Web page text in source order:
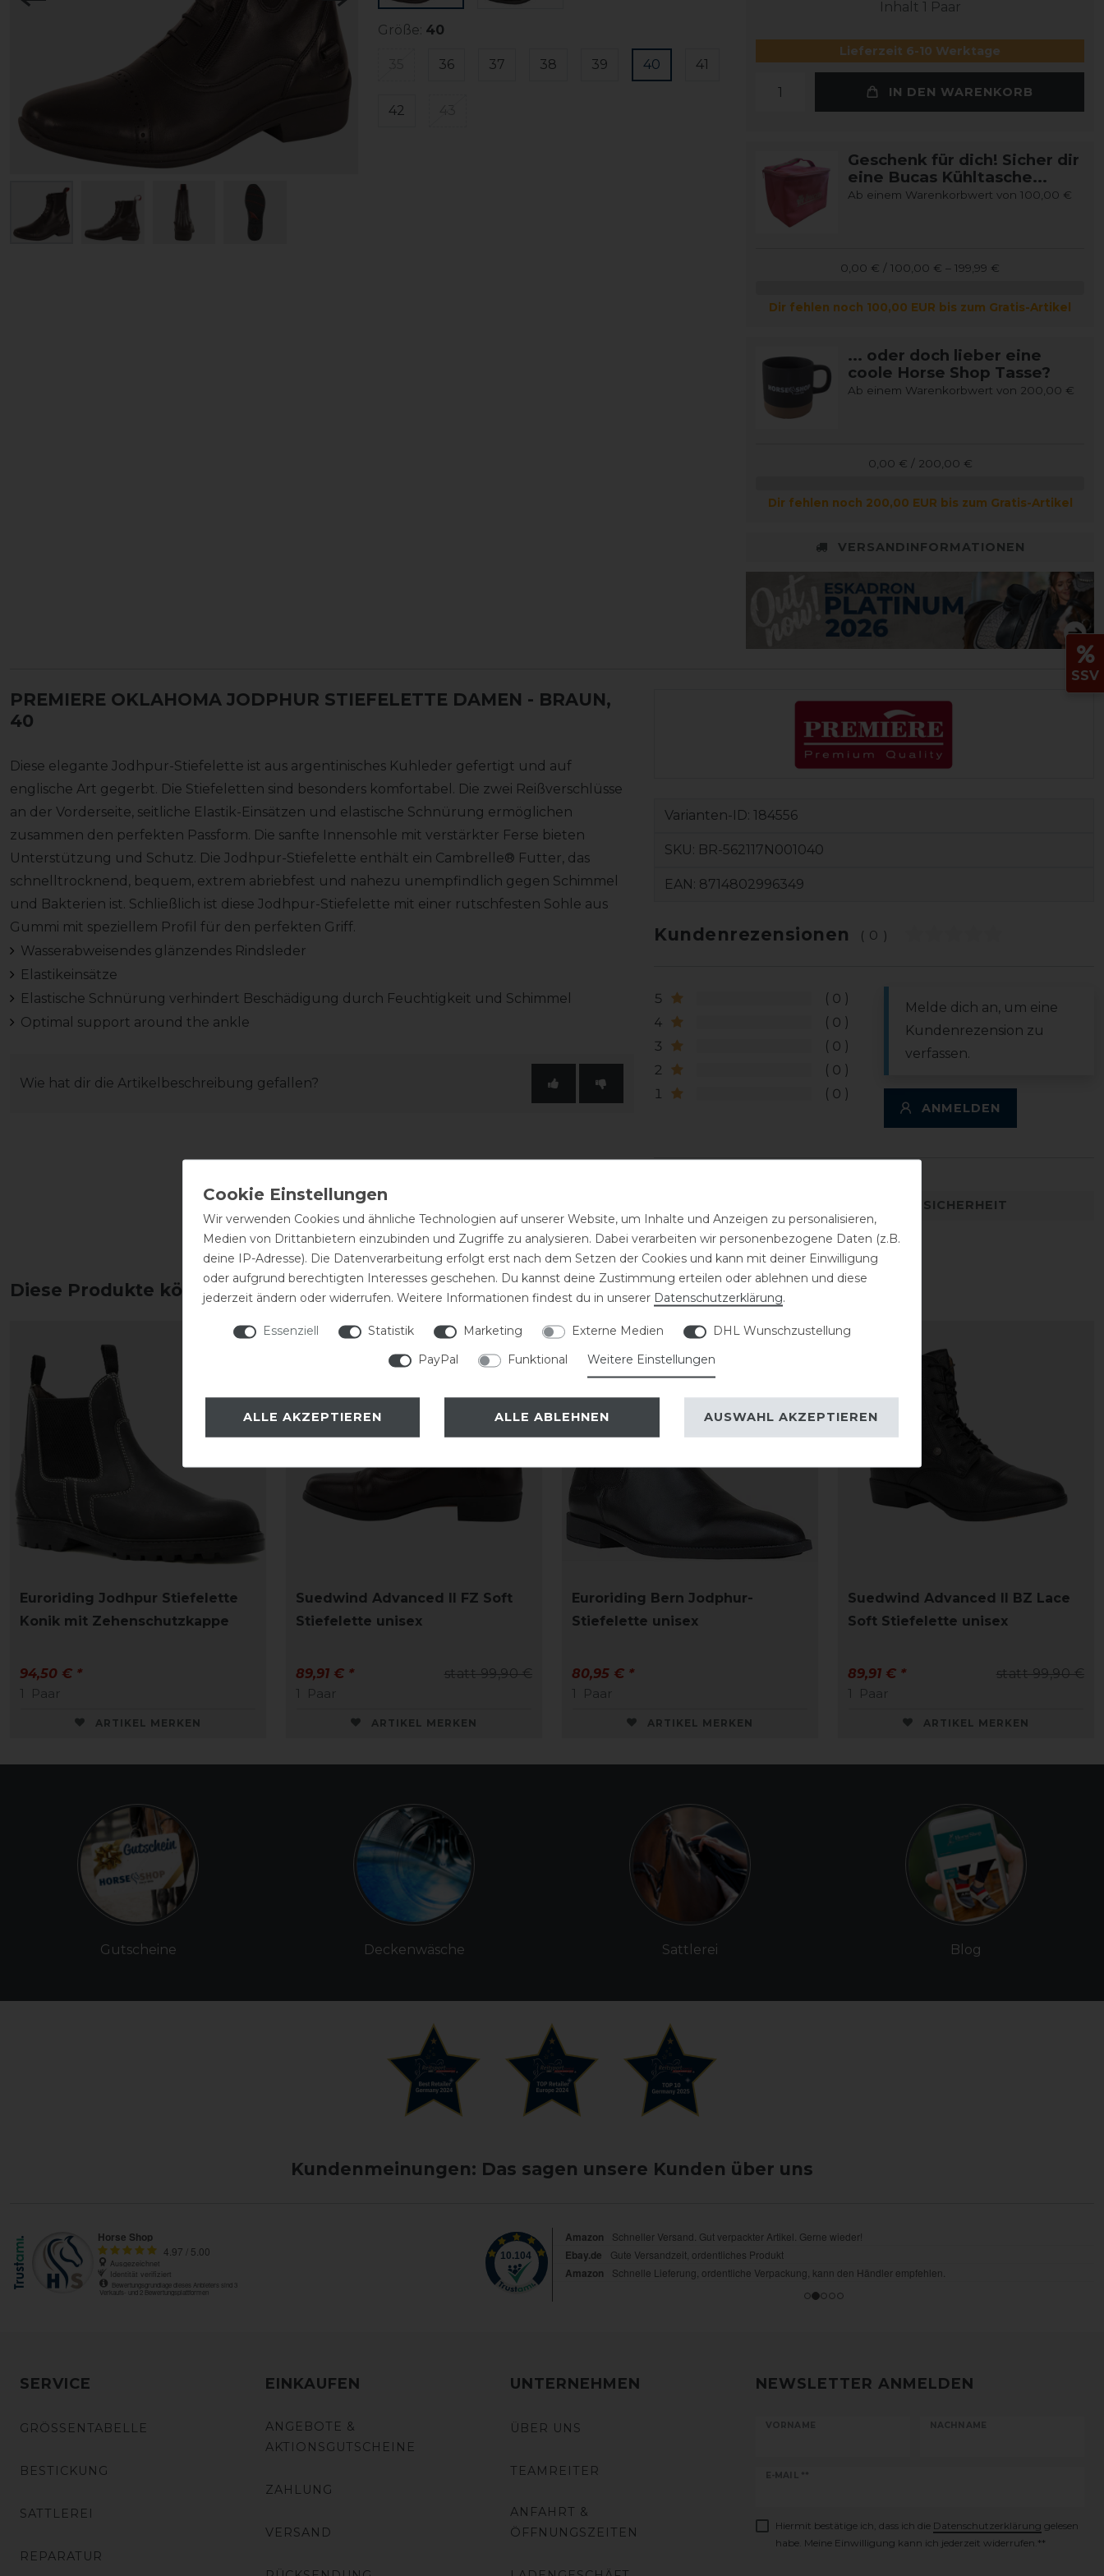
Größe: 40
36 37 38 39 40 41
42
Inhalt 1 Paar
Lieferzeit 6-10 Werktage
IN DEN WARENKORB
Geschenk für dich! Sicher dir
eine Bucas Kühltasche...
Ab einem Warenkorbwert von 100,00 €
0,00 € / 100,00 € – 199,99 €
Dir fehlen noch 100,00 EUR bis zum Gratis-Artikel
... oder doch lieber eine
coole Horse Shop Tasse?
Ab einem Warenkorbwert von 200,00 €
0,00 € / 200,00 €
Dir fehlen noch 200,00 EUR bis zum Gratis-Artikel
VERSANDINFORMATIONEN
PREMIERE OKLAHOMA JODPHUR STIEFELETTE DAMEN - BRAUN,
40
Diese elegante Jodhpur-Stiefelette ist aus argentinisches Kuhleder gefertigt und auf
englische Art gegerbt. Die Stiefeletten sind besonders komfortabel. Die zwei Reißverschlüsse
an der Vorderseite, seitliche Elastik-Einsätzen und elastische Schnürung ermöglichen
zusammen den perfekten Passform. Die sanfte Innensohle mit verstärkter Ferse bieten
Unterstützung und Schutz. Die Jodhpur-Stiefelette enthält ein Cambrelle® Futter, das
schnelltrocknend, bequem, extrem abriebfest und nahezu unempfindlich gegen Schimmel
und Bakterien ist. Schließlich ist diese Jodhpur-Stiefelette mit einer rutschfesten Sohle aus
Gummi mit speziellem Profil für den perfekten Griff.
Wasserabweisendes glänzendes Rindsleder
Elastikeinsätze
Elastische Schnürung verhindert Beschädigung durch Feuchtigkeit und Schimmel
Optimal support around the ankle
Wie hat dir die Artikelbeschreibung gefallen?
Varianten-ID: 184556
SKU: BR-562117N001040
EAN: 8714802996349
Kundenrezensionen (0)
5
0
4
0
3
0
2
0
1
0
Melde dich an, um eine
Kundenrezension zu
verfassen.
ANMELDEN
DETAILS ZUR PRODUKTSICHERHEIT
Diese Produkte könnten dich auch interessieren
Euroriding Jodhpur Stiefelette
Konik mit Zehenschutzkappe
94,50 € *
1
Paar
ARTIKEL MERKEN
Suedwind Advanced II FZ Soft
Stiefelette unisex
statt 99,90 €
89,91 € *
1
Paar
ARTIKEL MERKEN
Euroriding Bern Jodphur-
Stiefelette unisex
80,95 € *
1
Paar
ARTIKEL MERKEN
Suedwind Advanced II BZ Lace
Soft Stiefelette unisex
statt 99,90 €
89,91 € *
1
Paar
ARTIKEL MERKEN
Gutscheine Deckenwäsche Sattlerei Blog
Kundenmeinungen: Das sagen unsere Kunden über uns
SERVICE
GRÖSSENTABELLE
BESTICKUNG
SATTLEREI
REPARATUR
EINKAUFEN
ANGEBOTE &
AKTIONSGUTSCHEINE
ZAHLUNG
VERSAND
UNTERNEHMEN
ÜBER UNS
TEAMREITER
ANFAHRT &
ÖFFNUNGSZEITEN
NEWSLETTER ANMELDEN
VORNAME NACHNAME
E-MAIL **
Newsletter
Hiermit bestätige ich, dass ich die Daten­schutz­erklärung gelesen
habe. Meine Einwilligung kann ich jederzeit widerrufen.**
SSV
Wir verwenden Cookies und ähnliche Technologien auf unserer Website, um Inhalte und Anzeigen zu personalisieren,
Medien von Drittanbietern einzubinden und Zugriffe zu analysieren. Dabei verarbeiten wir personenbezogene Daten (z.B.
deine IP-Adresse). Die Datenverarbeitung erfolgt erst nach dem Setzen der Cookies und kann mit deiner Einwilligung
oder aufgrund berechtigten Interesses geschehen. Du kannst deine Zustimmung erteilen oder ablehnen und diese
jederzeit ändern oder widerrufen. Weitere Informationen findest du in unserer Daten­schutz­erklärung.
Essenziell Statistik Marketing Externe Medien
DHL Wunschzustellung
PayPal
Funktional Weitere Einstellungen
ALLE AKZEPTIEREN ALLE ABLEHNEN AUSWAHL AKZEPTIEREN